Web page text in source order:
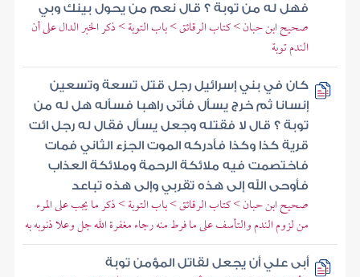
فهل له من توبة ؟ قال نعم من يحول بينك وبي
صحيح ابن حبان > كتاب الرقائق > باب التوبة > ذكر الخبر الدال على أن
الندم توبة
كان في بني إسرائيل رجل قتل تسعة وتسعين
إنسانا ثم خرج يسأل فأتى راهبا فسأله هل له من
توبة ؟ قال لا فقتله وجعل يسأل فقال له رجل ائت
قرية كذا وكذا فأدركه الموت الجزء الثاني فمات
فاختصمت فيه ملائكة الرحمة وملائكة العذاب
فأوحى الله إلى هذه تقربي وإلى هذه تباعد
صحيح ابن حبان > كتاب الرقائق > باب التوبة > ذكر ما يجب على المرء
من لزوم الندم والتأسف على ما فرط منه رجاء مغفرة الله جل وعلا ذنوبه به
أبى علي أن يجعل لقاتل المؤمن توبة